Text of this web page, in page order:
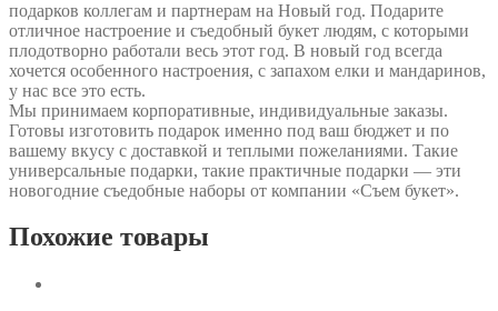
подарков коллегам и партнерам на Новый год. Подарите
отличное настроение и съедобный букет людям, с которыми
плодотворно работали весь этот год. В новый год всегда
хочется особенного настроения, с запахом елки и мандаринов,
у нас все это есть.
Мы принимаем корпоративные, индивидуальные заказы.
Готовы изготовить подарок именно под ваш бюджет и по
вашему вкусу с доставкой и теплыми пожеланиями. Такие
универсальные подарки, такие практичные подарки — эти
новогодние съедобные наборы от компании «Съем букет».
Похожие товары